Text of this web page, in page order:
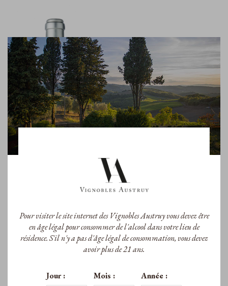
Pour visiter le site internet des Vignobles Austruy vous devez être
en âge légal pour consommer de l'alcool dans votre lieu de
résidence. S'il n'y a pas d'âge légal de consommation, vous devez
avoir plus de 21 ans.
Jour : Mois : Année :
Le Clos Peyrassol
Le Clos Peyrassol Blanc 2024
A.O.P. Côtes de Provence
41,00 €/Bouteille